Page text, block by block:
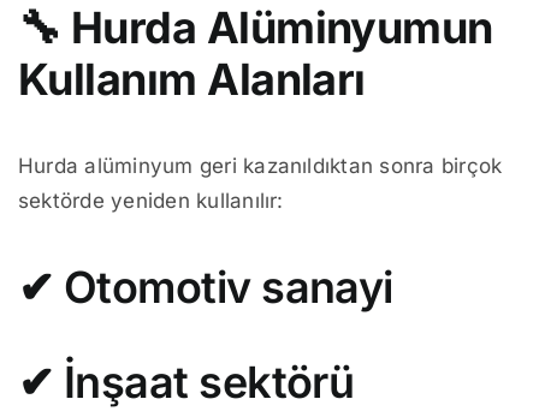
🔧 Hurda Alüminyumun
Kullanım Alanları
Hurda alüminyum geri kazanıldıktan sonra birçok
sektörde yeniden kullanılır:
✔ Otomotiv sanayi
✔ İnşaat sektörü